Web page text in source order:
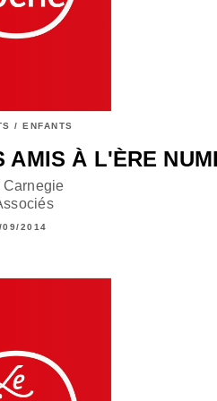
/ ENFANTS
AMIS À L'ÈRE
Carnegie
09/2014